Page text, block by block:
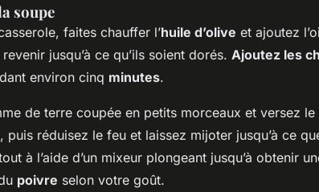
soupe
faites chauffer l’huile d’olive et ajoutez
jusqu’à ce qu’ils soient dorés. Ajoutez les
environ cinq minutes.
de terre coupée en petits morceaux et versez
puis réduisez le feu et laissez mijoter jusqu’à ce
à l’aide d’un mixeur plongeant jusqu’à obtenir
poivre selon votre goût.